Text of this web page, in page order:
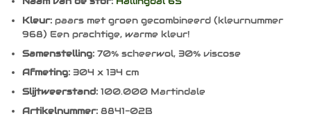
Kleur:paars met groen gecombineerd (kleurnummer
968) Een prachtige, warme kleur!
Samenstelling:70% scheerwol, 30% viscose
Afmeting:304 x 134 cm
Slijtweerstand:100.000 Martindale
Artikelnummer:8841-02B